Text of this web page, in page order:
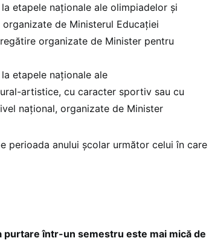
etapele naționale ale olimpiadelor și
de Ministerul Educației
organizate de Minister pentru
etapele naționale ale
artistice, cu caracter sportiv sau cu
național, organizate de Minister
perioada anului școlar următor celui în care
purtare într-un semestru este mai mică de